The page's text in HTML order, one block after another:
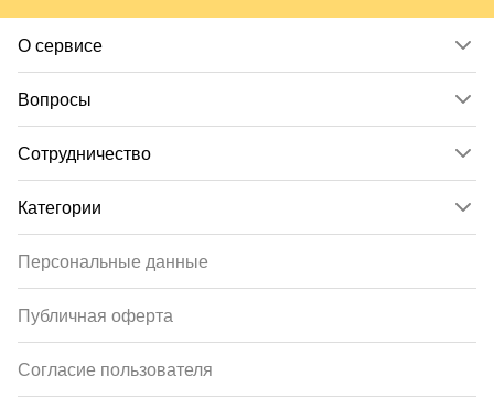
О сервисе
Вопросы
Сотрудничество
Категории
Персональные данные
Публичная оферта
Согласие пользователя